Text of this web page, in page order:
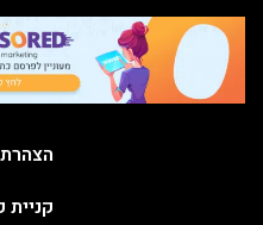
קניית